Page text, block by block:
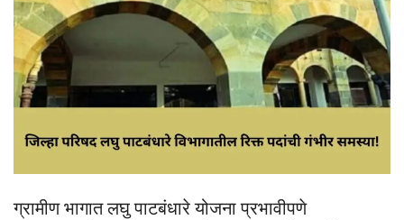
ग्रामीण भागात लघु पाटबंधारे योजना प्रभावीपणे